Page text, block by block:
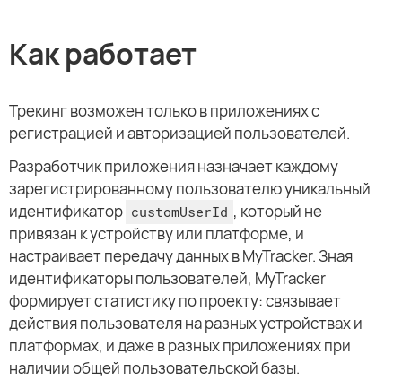
Как работает
Трекинг возможен только в приложениях с
регистрацией и авторизацией пользователей.
Разработчик приложения назначает каждому
зарегистрированному пользователю уникальный
идентификатор customUserId , который не
привязан к устройству или платформе, и
настраивает передачу данных в MyTracker. Зная
идентификаторы пользователей, MyTracker
формирует статистику по проекту: связывает
действия пользователя на разных устройствах и
платформах, и даже в разных приложениях при
наличии общей пользовательской базы.